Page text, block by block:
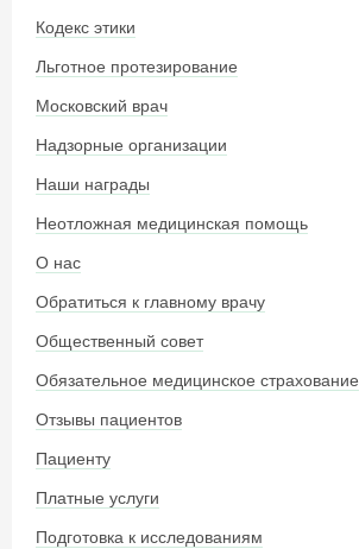
Кодекс этики
Льготное протезирование
Московский врач
Надзорные организации
Наши награды
Неотложная медицинская помощь
О нас
Обратиться к главному врачу
Общественный совет
Обязательное медицинское страхование
Отзывы пациентов
Пациенту
Платные услуги
Подготовка к исследованиям